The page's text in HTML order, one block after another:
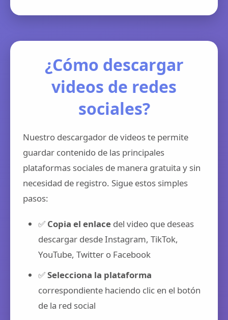
¿Cómo descargar
videos de redes
sociales?
Nuestro descargador de videos te permite
guardar contenido de las principales
plataformas sociales de manera gratuita y sin
necesidad de registro. Sigue estos simples
pasos:
✅ Copia el enlace del video que deseas
descargar desde Instagram, TikTok,
YouTube, Twitter o Facebook
✅Selecciona la plataforma
correspondiente haciendo clic en el botón
de la red social